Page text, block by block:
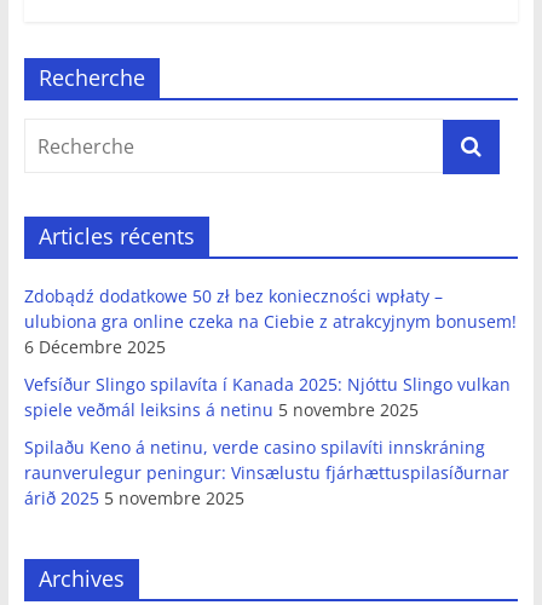
Recherche
Articles récents
Zdobądź dodatkowe 50 zł bez konieczności wpłaty –
ulubiona gra online czeka na Ciebie z atrakcyjnym bonusem!
6 Décembre 2025
Vefsíður Slingo spilavíta í Kanada 2025: Njóttu Slingo vulkan
spiele veðmál leiksins á netinu 5 novembre 2025
Spilaðu Keno á netinu, verde casino spilavíti innskráning
raunverulegur peningur: Vinsælustu fjárhættuspilasíðurnar
árið 2025 5 novembre 2025
Archives